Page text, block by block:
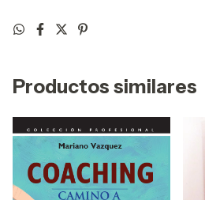
Productos similares